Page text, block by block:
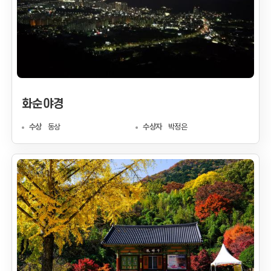
화순야경
수상 동상 수상자 박정은